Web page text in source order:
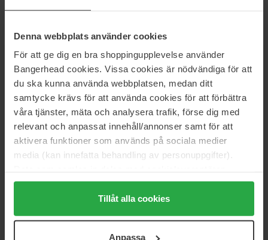
Denna webbplats använder cookies
För att ge dig en bra shoppingupplevelse använder
Bangerhead cookies. Vissa cookies är nödvändiga för att
du ska kunna använda webbplatsen, medan ditt
samtycke krävs för att använda cookies för att förbättra
våra tjänster, mäta och analysera trafik, förse dig med
relevant och anpassat innehåll/annonser samt för att
aktivera funktioner som används på sociala medier
media (kan innefatta behandling av personuppgifter).
Genom att trycka på "Tillåt alla cookies" accepterar du
alla cookies, medan du under "Detaljer" kan anpassa
användningen av cookies. Du kan när som helst återkalla
Tillåt alla cookies
Anpassa
Goldwell
Dualsenses Blondes &
Highlights
150 ml
Normalpris 174 kr
Goldwell
StyleSign Shaping & Finishing
75 ml
Normalpris 93 kr
Goldwell
Dualsenses Color Brilliance
146 kr
Goldwell
StyleSign Strong Hairspray
56 kr
Goldwell Goldwell